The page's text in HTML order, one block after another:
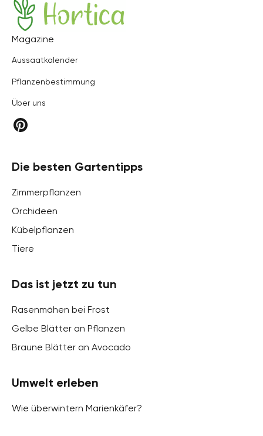
Hortica
Magazine
Aussaatkalender
Pflanzenbestimmung
Über uns
Die besten Gartentipps
Zimmerpflanzen
Orchideen
Kübelpflanzen
Tiere
Das ist jetzt zu tun
Rasenmähen bei Frost
Gelbe Blätter an Pflanzen
Braune Blätter an Avocado
Umwelt erleben
Wie überwintern Marienkäfer?